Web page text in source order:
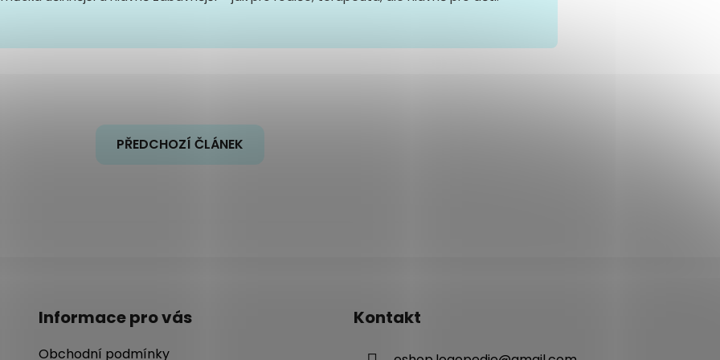
PŘEDCHOZÍ ČLÁNEK
Informace pro vás
Obchodní podmínky
Kontakt